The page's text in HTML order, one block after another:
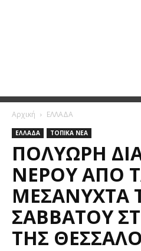
Αρχική ΕΛΛΑΔΑ
ΕΛΛΑΔΑ ΤΟΠΙΚΑ ΝΕΑ
ΠΟΛΎΩΡΗ
ΝΕΡΟΎ ΑΠΌ
ΜΕΣΆΝΥΧΤΑ
ΣΑΒΒΆΤΟΥ
ΤΗΣ